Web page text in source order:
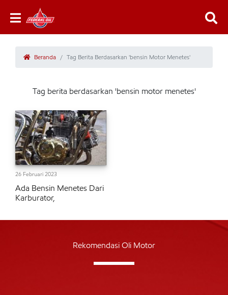
Beranda Tag Berita Berdasarkan 'bensin Motor Menetes'
Tag berita berdasarkan 'bensin motor menetes'
26 Februari 2023
Ada Bensin Menetes Dari
Karburator,
Rekomendasi Oli Motor